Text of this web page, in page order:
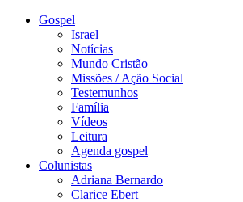
Gospel
Israel
Notícias
Mundo Cristão
Missões / Ação Social
Testemunhos
Família
Vídeos
Leitura
Agenda gospel
Colunistas
Adriana Bernardo
Clarice Ebert